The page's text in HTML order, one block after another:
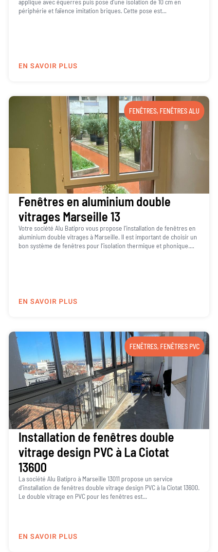
applique avec équerres puis pose d’une isolation de 10 cm en
périphérie et faïence imitation briques. Cette pose est...
EN SAVOIR PLUS
FENÊTRES, FENÊTRES ALU
Fenêtres en aluminium double
vitrages Marseille 13
Votre société Alu Batipro vous propose l’installation de fenêtres en
aluminium double vitrages à Marseille. Il est important de choisir un
bon système de fenêtres pour l’isolation thermique et phonique....
EN SAVOIR PLUS
FENÊTRES, FENÊTRES PVC
Installation de fenêtres double
vitrage design PVC à La Ciotat
13600
La société Alu Batipro à Marseille 13011 propose un service
d’installation de fenêtres double vitrage design PVC à la Ciotat 13600.
Le double vitrage en PVC pour les fenêtres est...
EN SAVOIR PLUS